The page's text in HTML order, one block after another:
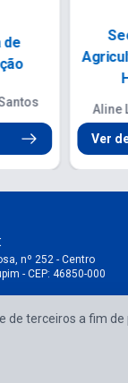
Renê
Ver
nº 252 - Centro
- CEP: 46850-000
25
de terceiros a fim